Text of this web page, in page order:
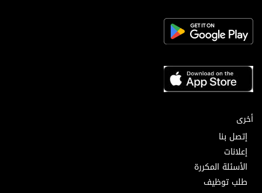
أخرى
إتصل بنا
إعلانات
الأسئلة المكررة
طلب توظيف